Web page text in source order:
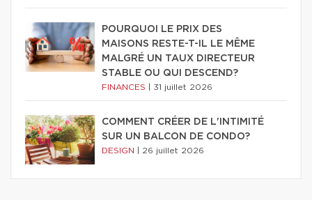
POURQUOI LE PRIX DES
MAISONS RESTE-T-IL LE MÊME
MALGRÉ UN TAUX DIRECTEUR
STABLE OU QUI DESCEND?
FINANCES 31 juillet 2026
COMMENT CRÉER DE L'INTIMITÉ
SUR UN BALCON DE CONDO?
DESIGN 26 juillet 2026